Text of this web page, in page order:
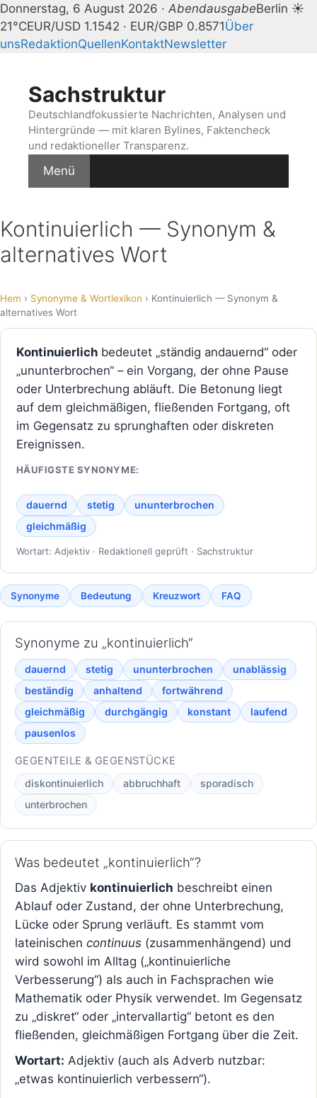
Donnerstag, 6 August 2026 · AbendausgabeBerlin ☀
21°CEUR/USD 1.1542 · EUR/GBP 0.8571Über
unsRedaktionQuellenKontaktNewsletter
springenSachstruktur
Deutschlandfokussierte Nachrichten, Analysen und
Hintergründe — mit klaren Bylines, Faktencheck
und redaktioneller Transparenz.
Menü
Kontinuierlich — Synonym &
alternatives Wort
Hem › Synonyme & Wortlexikon › Kontinuierlich — Synonym &
alternatives Wort
Kontinuierlichbedeutet „ständig andauernd“ oder
„ununterbrochen“ – ein Vorgang, der ohne Pause
oder Unterbrechung abläuft. Die Betonung liegt
auf dem gleichmäßigen, fließenden Fortgang, oft
im Gegensatz zu sprunghaften oder diskreten
Ereignissen.
HÄUFIGSTE SYNONYME:
dauernd stetig
ununterbrochen
gleichmäßig
Wortart: Adjektiv · Redaktionell geprüft · Sachstruktur
Synonyme Bedeutung Kreuzwort FAQ
Synonyme zu „kontinuierlich“
dauernd stetig ununterbrochen
unablässig
beständig
anhaltend
fortwährend
gleichmäßig
durchgängig konstant
laufend
pausenlos
GEGENTEILE & GEGENSTÜCKE
diskontinuierlich abbruchhaft
sporadisch
unterbrochen
Was bedeutet „kontinuierlich“?
Das Adjektiv kontinuierlich beschreibt einen
Ablauf oder Zustand, der ohne Unterbrechung,
Lücke oder Sprung verläuft. Es stammt vom
lateinischen continuus (zusammenhängend) und
wird sowohl im Alltag („kontinuierliche
Verbesserung“) als auch in Fachsprachen wie
Mathematik oder Physik verwendet. Im Gegensatz
zu „diskret“ oder „intervallartig“ betont es den
fließenden, gleichmäßigen Fortgang über die Zeit.
Wortart: Adjektiv (auch als Adverb nutzbar:
„etwas kontinuierlich verbessern“).